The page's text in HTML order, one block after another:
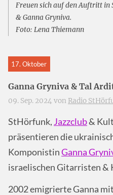
Freuen sich auf den Auftritt in
& Ganna Gryniva.
Foto: Lena Thiemann
17. Oktober
Ganna Gryniva & Tal
09. Sep. 2024 von Radio
StHörfunk, Jazzclub&
präsentieren die
KomponistinGanna
israelischen Gitarristen &
2002 emigrierte Ganna